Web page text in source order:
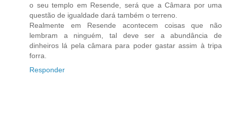
o seu templo em Resende, será que a Câmara por uma
questão de igualdade dará também o terreno.
Realmente em Resende acontecem coisas que não
lembram a ninguém, tal deve ser a abundância de
dinheiros lá pela câmara para poder gastar assim à tripa
forra.
Responder